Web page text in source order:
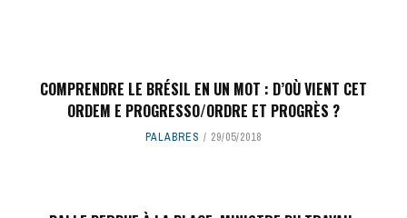
COMPRENDRE LE BRÉSIL EN UN MOT : D’OÙ VIENT CET
ORDEM E PROGRESSO/ORDRE ET PROGRÈS ?
PALABRES 29/05/2018